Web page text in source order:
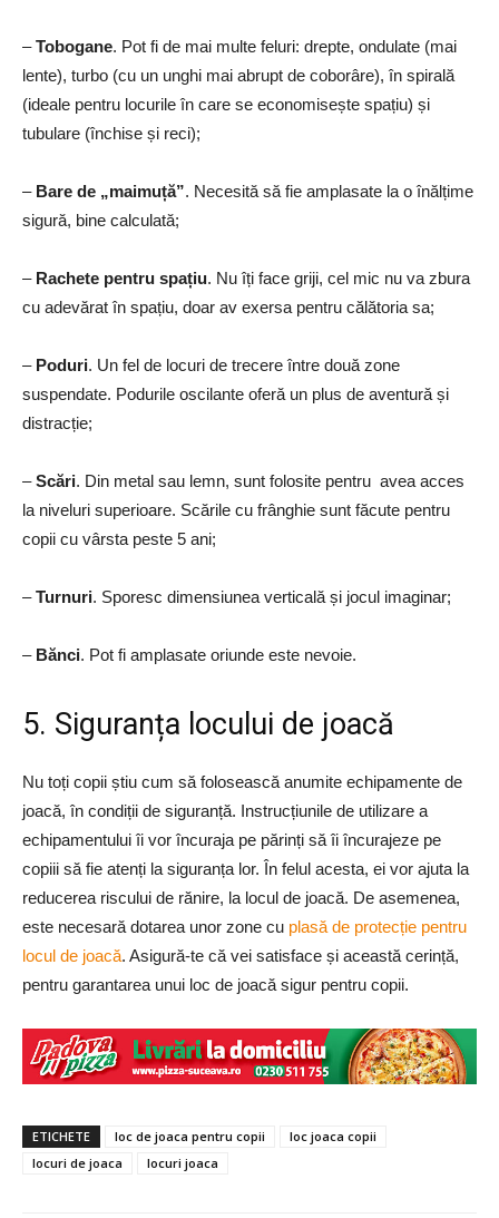
–Tobogane. Pot fi de mai multe feluri: drepte, ondulate (mai
lente), turbo (cu un unghi mai abrupt de coborâre), în spirală
(ideale pentru locurile în care se economisește spațiu) și
tubulare (închise și reci);
– Bare de „maimuță”. Necesită să fie amplasate la o înălțime
sigură, bine calculată;
–Rachete pentru spațiu. Nu îți face griji, cel mic nu va zbura
cu adevărat în spațiu, doar av exersa pentru călătoria sa;
– Poduri. Un fel de locuri de trecere între două zone
suspendate. Podurile oscilante oferă un plus de aventură și
distracție;
–Scări. Din metal sau lemn, sunt folosite pentru avea acces
la niveluri superioare. Scările cu frânghie sunt făcute pentru
copii cu vârsta peste 5 ani;
–Turnuri. Sporesc dimensiunea verticală și jocul imaginar;
– Bănci. Pot fi amplasate oriunde este nevoie.
5. Siguranța locului de joacă
Nu toți copii știu cum să folosească anumite echipamente de
joacă, în condiții de siguranță. Instrucțiunile de utilizare a
echipamentului îi vor încuraja pe părinți să îi încurajeze pe
copiii să fie atenți la siguranța lor. În felul acesta, ei vor ajuta la
reducerea riscului de rănire, la locul de joacă. De asemenea,
este necesară dotarea unor zone cu plasă de protecție pentru
locul de joacă. Asigură-te că vei satisface și această cerință,
pentru garantarea unui loc de joacă sigur pentru copii.
ETICHETE loc de joaca pentru copii
loc joaca copii
locuri de joaca
locuri joaca